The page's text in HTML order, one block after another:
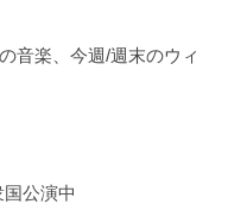
音楽、今週/週末のウィ
国公演中